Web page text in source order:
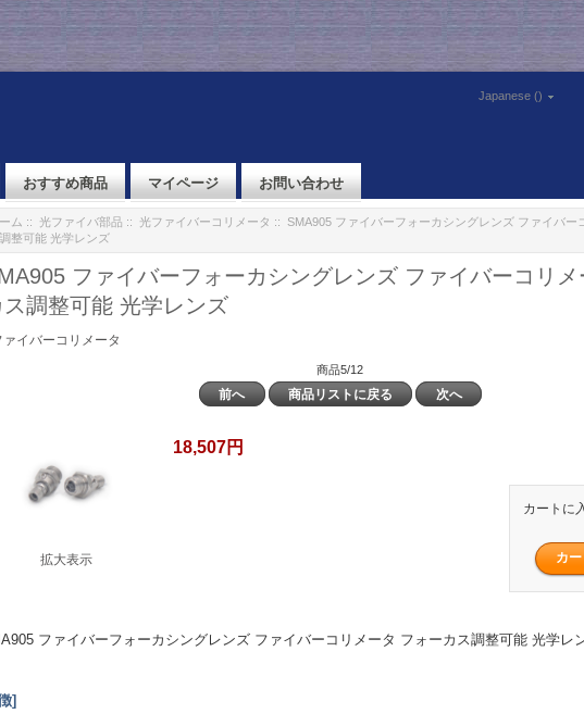
Japanese ()
おすすめ商品 マイページ お問い合わせ
ム :: 光ファイバ部品 :: 光ファイバーコリメータ :: SMA905 ファイバーフォーカシングレンズ ファイバー
整可能 光学レンズ
ファイバーフォーカシングレンズ ファイバーコリ
ス調整可能 光学レンズ
ァイバーコリメータ
商品5/12
前へ 商品リストに戻る 次へ
拡大表示
18,507円
カートに
ファイバーフォーカシングレンズ ファイバーコリメータ フォーカス調整可能 光学レ
]